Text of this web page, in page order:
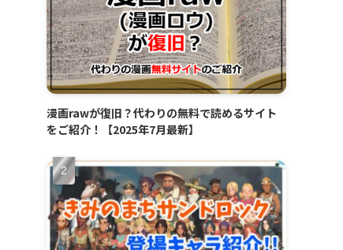
漫画rawが復旧？代わりの無料で読めるサイト
をご紹介！【2025年7月最新】